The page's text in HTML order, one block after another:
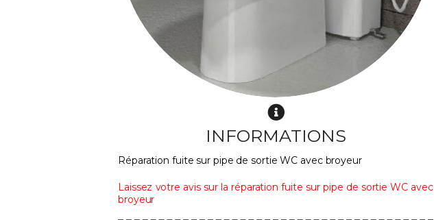
INFORMATIONS
Réparation fuite sur pipe de sortie WC avec broyeur
Laissez votre avis sur la réparation fuite sur pipe de sortie WC avec
broyeur